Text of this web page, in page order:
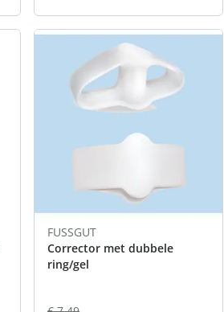
FUSSGUT
Corrector met dubbele
ring/gel